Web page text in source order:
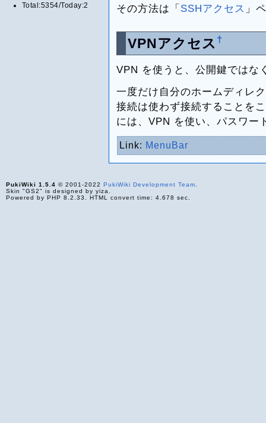
Total:5354/Today:2
その方法は「SSHアクセス 」
VPNアクセス †
VPN を使うと、公開鍵ではな
一度だけ自分のホームディレ
接続は使わず接続することを
には、VPN を使い、パスワー
Link: MenuBar
PukiWiki 1.5.4 © 2001-2022 PukiWiki Development Team
Skin "GS2" is designed by yiza.
Powered by PHP 8.2.33. HTML convert time: 4.678 sec.